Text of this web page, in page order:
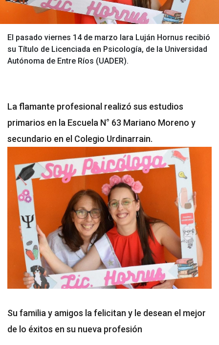
El pasado viernes 14 de marzo Iara Luján Hornus recibió
su Título de Licenciada en Psicología, de la Universidad
Autónoma de Entre Ríos (UADER).
La flamante profesional realizó sus estudios
primarios en la Escuela N° 63 Mariano Moreno y
secundario en el Colegio Urdinarrain.
Su familia y amigos la felicitan y le desean el mejor
de lo éxitos en su nueva profesión